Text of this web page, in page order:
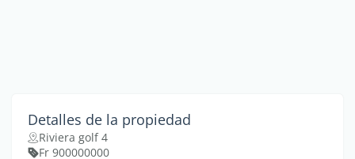
Detalles de la propiedad
Riviera golf 4
Fr 900000000